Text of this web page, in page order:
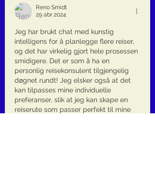
Reno Smidt
29 abr 2024
Jeg har brukt chat med kunstig
intelligens for å planlegge flere reiser,
og det har virkelig gjort hele prosessen
smidigere. Det er som å ha en
personlig reisekonsulent tilgjengelig
døgnet rundt! Jeg elsker også at det
kan tilpasses mine individuelle
preferanser, slik at jeg kan skape en
reiserute som passer perfekt til mine